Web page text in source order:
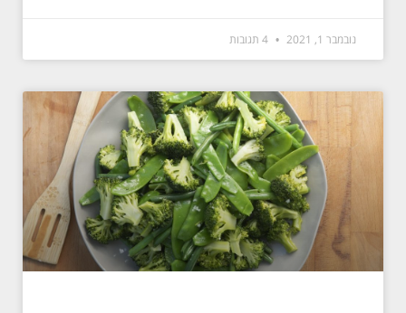
נובמבר 1, 2021